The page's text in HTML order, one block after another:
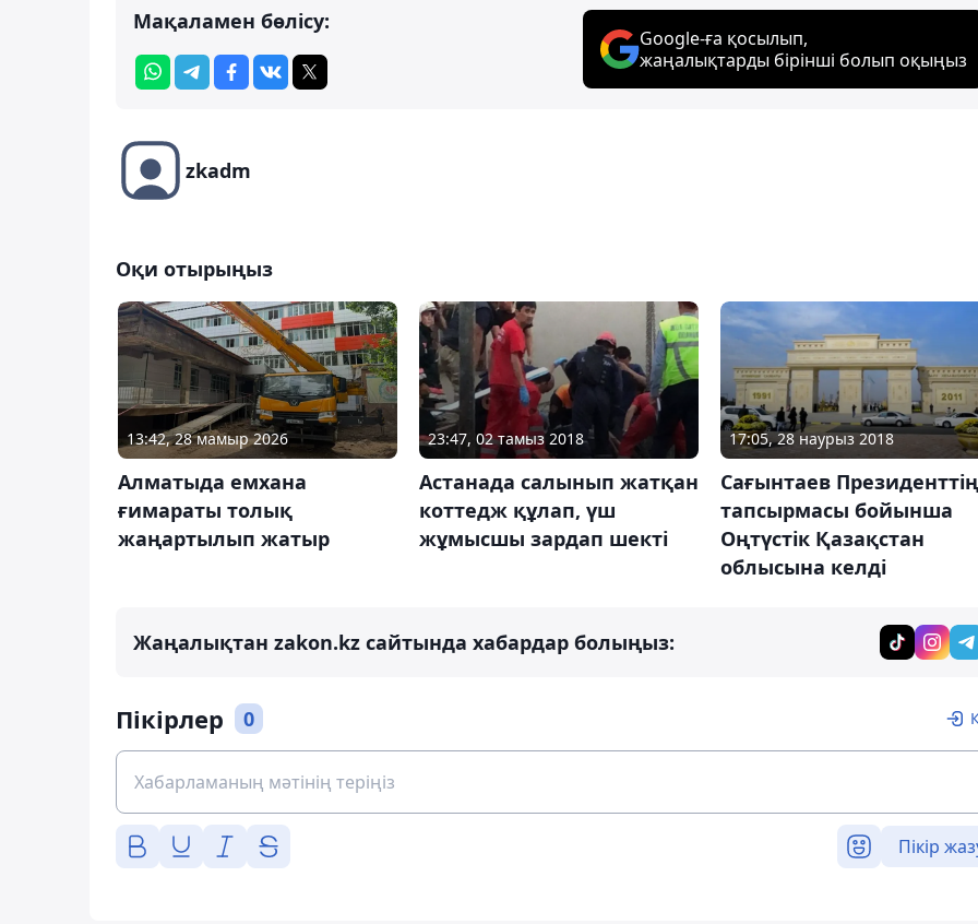
Мақаламен бөлісу:
Google-ға қосылып,
жаңалықтарды бірінші болып оқыңыз
zkadm
Оқи отырыңыз
13:42, 28 мамыр 2026
Алматыда емхана
ғимараты толық
жаңартылып жатыр
23:47, 02 тамыз 2018
Астанада салынып жатқан
коттедж құлап, үш
жұмысшы зардап шекті
17:05, 28 наурыз 2018
Сағынтаев Президенттің
тапсырмасы бойынша
Оңтүстік Қазақстан
облысына келді
Жаңалықтан zakon.kz сайтында хабардар болыңыз:
Пікірлер 0
Пікір